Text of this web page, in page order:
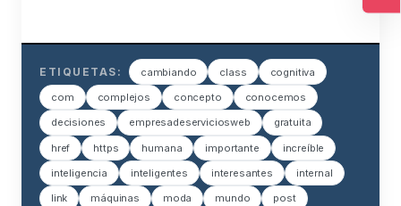
ETIQUETAS: cambiando class cognitiva
com complejos concepto conocemos
decisiones empresadeserviciosweb gratuita
href https humana importante increíble
inteligencia inteligentes interesantes internal
link máquinas moda mundo post